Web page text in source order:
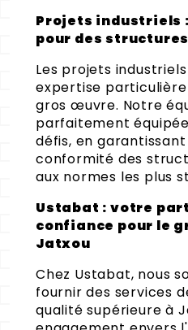
Projets industriels
pour des
Les projets
expertise
gros œuvre. Notre
parfaitement
défis, en
conformité des
aux normes les plus
Ustabat : votre
confiance pour le
Jatxou
Chez Ustabat, nous
fournir des services
qualité supérieure à